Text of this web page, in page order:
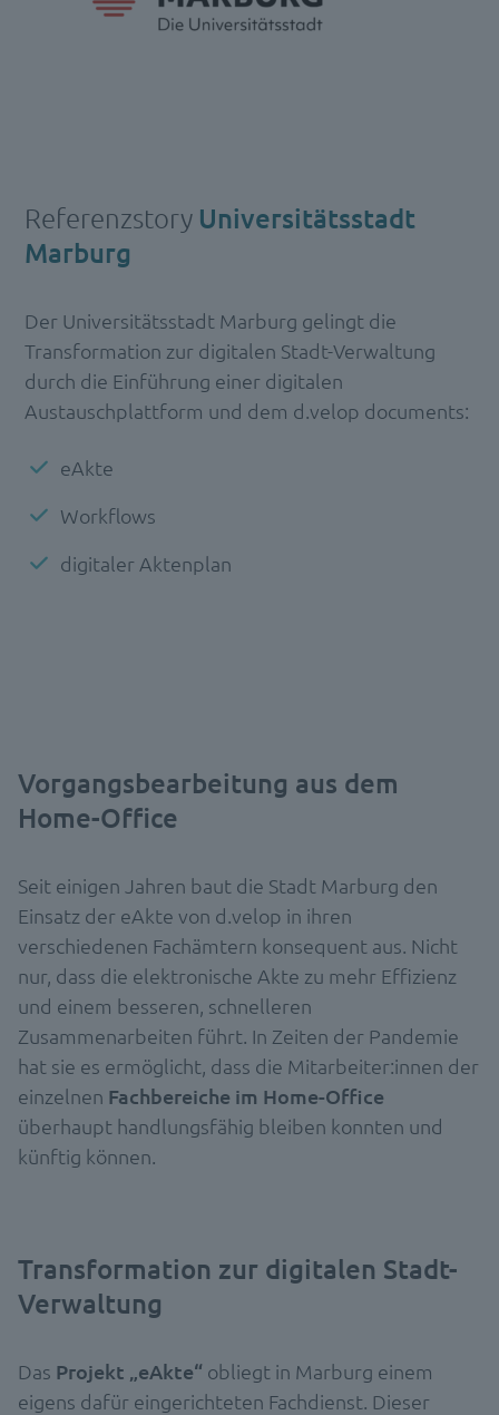
Referenzstory Universitätsstadt
Marburg
Der Universitätsstadt Marburg gelingt die
Transformation zur digitalen Stadt-Verwaltung
durch die Einführung einer digitalen
Austauschplattform und dem d.velop documents:
eAkte
Workflows
digitaler Aktenplan
Vorgangsbearbeitung aus dem
Home-Office
Seit einigen Jahren baut die Stadt Marburg den
Einsatz der eAkte von d.velop in ihren
verschiedenen Fachämtern konsequent aus. Nicht
nur, dass die elektronische Akte zu mehr Effizienz
und einem besseren, schnelleren
Zusammenarbeiten führt. In Zeiten der Pandemie
hat sie es ermöglicht, dass die Mitarbeiter:innen der
einzelnen Fachbereiche im Home-Office
überhaupt handlungsfähig bleiben konnten und
künftig können.
Transformation zur digitalen Stadt-
Verwaltung
Das Projekt „eAkte“ obliegt in Marburg einem
eigens dafür eingerichteten Fachdienst. Dieser